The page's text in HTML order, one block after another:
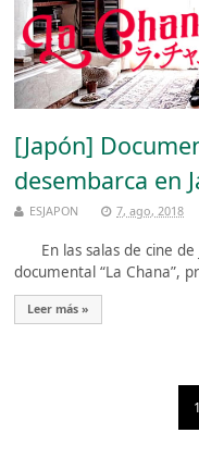
[Japón]
desembarca en
ESJAPON 7, ago, 2018
En las salas de cine de
documental “La Chana”,
Leer más »
1